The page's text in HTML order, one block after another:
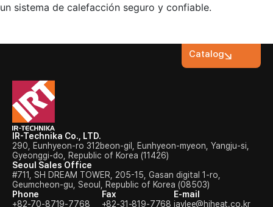
un sistema de calefacción seguro y confiable.
IR-Technika Co., LTD.
290, Eunhyeon-ro 312beon-gil, Eunhyeon-myeon, Yangju-si,
Gyeonggi-do, Republic of Korea (11426)
Seoul Sales Office
#711, SH DREAM TOWER, 205-15, Gasan digital 1-ro,
Geumcheon-gu, Seoul, Republic of Korea (08503)
Phone
+82-70-8719-7768
Fax
+82-31-819-7768
E-mail
jaylee@hiheat.co.kr
Catalog